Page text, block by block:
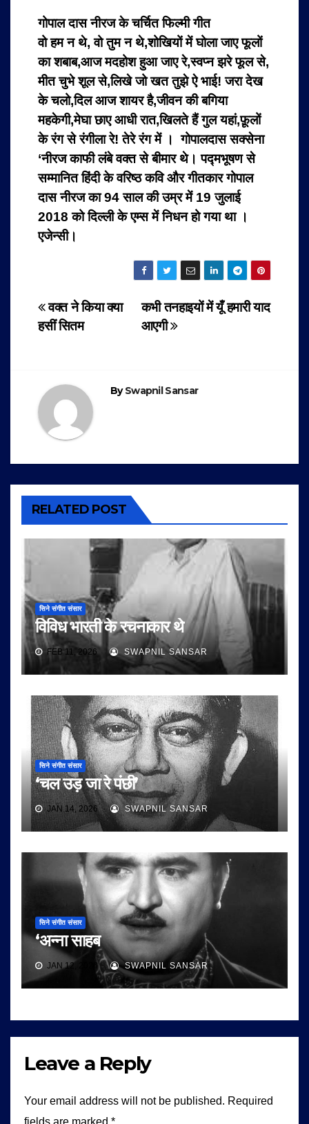
गोपाल दास नीरज के चर्चित फिल्मी गीत
वो हम न थे, वो तुम न थे,शोखियों में घोला जाए फूलों
का शबाब,आज मदहोश हुआ जाए रे,स्वप्न झरे फूल से,
मीत चुभे शूल से,लिखे जो खत तुझेऐ भाई! जरा देख
के चलो,दिल आज शायर है,जीवन की बगिया
महकेगी,मेघा छाए आधी रात,खिलते हैं गुल यहां,फ़ूलों
के रंग सेरंगीला रे! तेरे रंग में । गोपालदास सक्सेना
‘नीरज काफी लंबे वक्त से बीमार थे। पद्मभूषण से
सम्मानित हिंदी के वरिष्ठ कवि और गीतकार गोपाल
दास नीरज का 94 साल की उम्र में 19 जुलाई
2018 को दिल्ली के एम्स में निधन हो गया था ।
एजेन्सी।
Post
navigation
कभी तनहाइयों में यूँ हमारी याद
आएगी
वक्त ने किया क्या
हसीं सितम
BySwapnil Sansar
RELATED POST
सिने संगीत संसार
विविध भारती के रचनाकार थे
FEB 11, 2026 SWAPNIL SANSAR
सिने संगीत संसार
‘चल उड़ जा रे पंछी’
JAN 14, 2026 SWAPNIL SANSAR
सिने संगीत संसार
‘अन्ना साहब
JAN 12, 2026 SWAPNIL SANSAR
Leave a Reply
Your email address will not be published. Required
fields are marked *